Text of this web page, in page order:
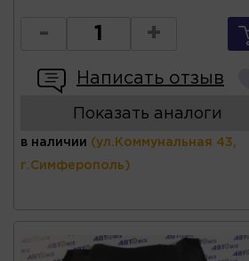
- +
Написать отзыв
Показать аналоги
в наличии (ул.Коммунальная 43,
г.Симферополь)